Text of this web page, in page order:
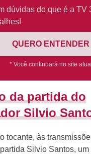
dúvidas do que é a TV
QUERO ENTENDER
* Você continuará no site atual
da partida do
Silvio
tocante, às
Silvio Santos,